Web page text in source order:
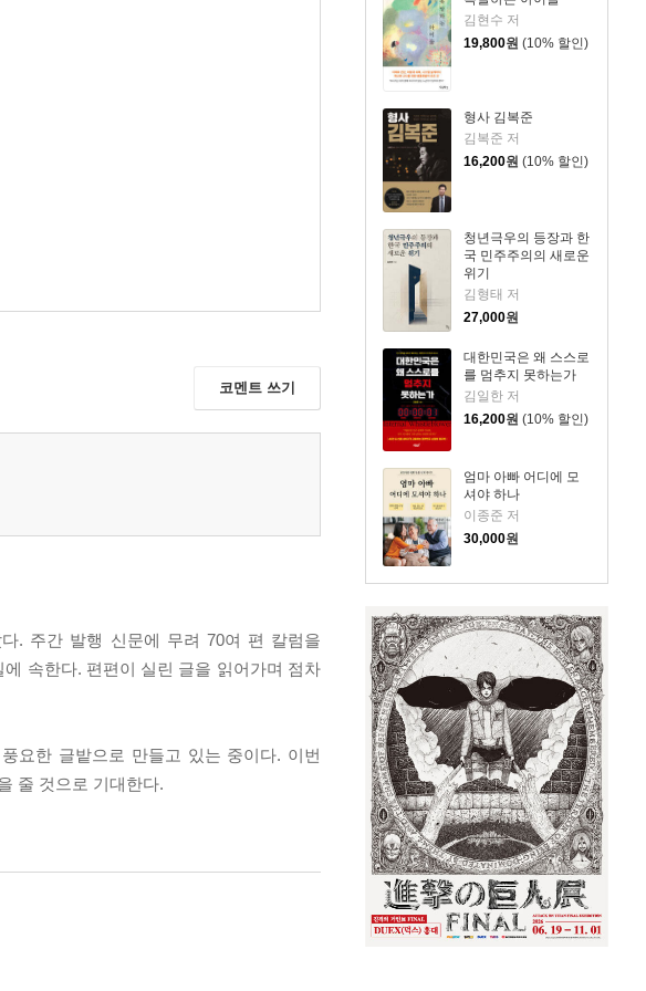
김현수 저
19,800원 (10% 할인)
형사 김복준
김복준 저
16,200원 (10% 할인)
청년극우의 등장과 한
국 민주주의의 새로운
위기
김형태 저
27,000원
대한민국은 왜 스스로
를 멈추지 못하는가
김일한 저
16,200원 (10% 할인)
엄마 아빠 어디에 모
셔야 하나
이종준 저
30,000원
코멘트 쓰기
. 주간 발행 신문에 무려 70여 편 칼럼을
속한다. 편편이 실린 글을 읽어가며 점차
요한 글밭으로 만들고 있는 중이다. 이번
줄 것으로 기대한다.